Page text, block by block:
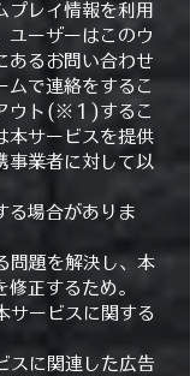
プレイ情報を利用
ユーザーはこのウ
あるお問い合わせ
ムで連絡をするこ
ウト(※１)するこ
本サービスを提供
事業者に対して以
る場合がありま
問題を解決し、本
正するため。
サービスに関する
スに関連した広告